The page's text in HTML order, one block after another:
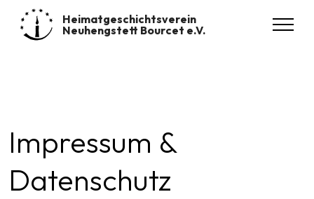
Heimatgeschichtsverein
Neuhengstett Bourcet e.V.
Impressum &
Datenschutz